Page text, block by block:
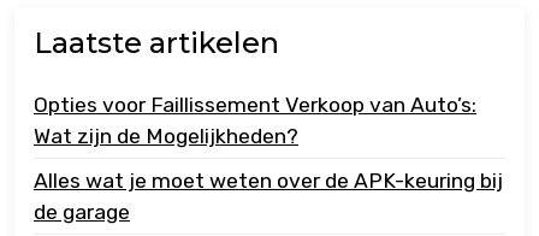
Laatste artikelen
Opties voor Faillissement Verkoop van Auto’s:
Wat zijn de Mogelijkheden?
Alles wat je moet weten over de APK-keuring bij
de garage